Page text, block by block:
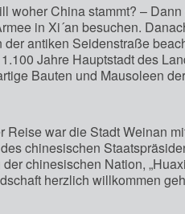
woher China stammt? –
in Xi´an besuchen.
antiken Seidenstraße
Jahre Hauptstadt des
Bauten und Mausoleen
Reise war die Stadt Weinan
chinesischen
chinesischen Nation,
herzlich willkommen